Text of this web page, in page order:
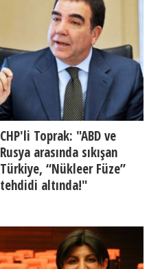
CHP'li Toprak: "ABD ve
Rusya arasında sıkışan
Türkiye, “Nükleer Füze”
tehdidi altında!"